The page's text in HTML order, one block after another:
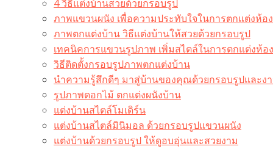
4 วิธีแต่งบ้านสวยด้วยกรอบรูป
ภาพแขวนผนัง เพื่อความประทับใจในการตกแต่งห้อง
ภาพตกแต่งบ้าน วิธีแต่งบ้านให้สวยด้วยกรอบรูป
เทคนิคการแขวนรูปภาพ เพิ่มสไตล์ในการตกแต่งห้อง
วิธีติดตั้งกรอบรูปภาพตกแต่งบ้าน
นำความรู้สึกดีๆ มาสู่บ้านของคุณด้วยกรอบรูปและง
รูปภาพดอกไม้ ตกแต่งผนังบ้าน
แต่งบ้านสไตล์โมเดิร์น
แต่งบ้านสไตล์มินิมอล ด้วยกรอบรูปแขวนผนัง
แต่งบ้านด้วยกรอบรูป ให้ดูอบอุ่นและสวยงาม